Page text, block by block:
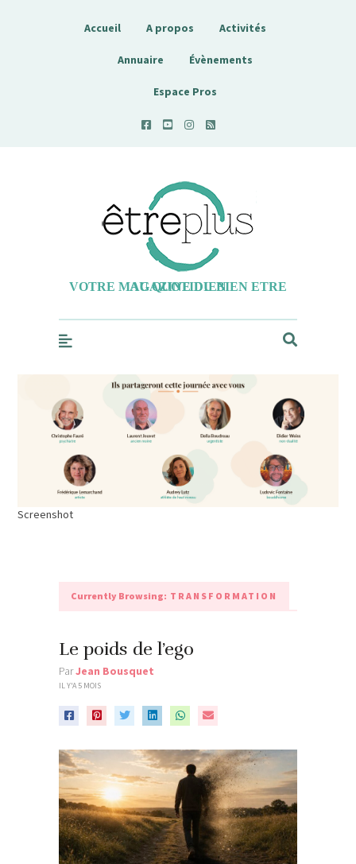
Accueil A propos Activités
Annuaire Évènements
Espace Pros
Etreplus
VOTRE MAGAZINE DU BIEN ETRE AU QUOTIDIEN
Screenshot
Currently Browsing: TRANSFORMATION
Le poids de l’ego
ParJean Bousquet
IL Y'A 5 MOIS